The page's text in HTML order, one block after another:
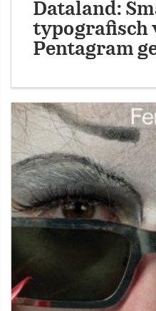
Dataland:
typografisch
Pentagram